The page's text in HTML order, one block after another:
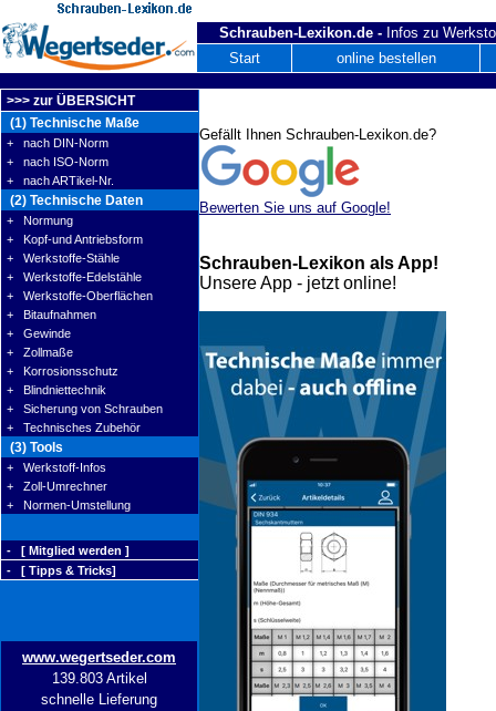
Schrauben-Lexikon.de - Infos zu
Start
online bestellen
>>> zur ÜBERSICHT
(1) Technische Maße
+ nach DIN-Norm
+ nach ISO-Norm
+ nach ARTikel-Nr.
(2) Technische Daten
+ Normung
+ Kopf-und Antriebsform
+ Werkstoffe-Stähle
+ Werkstoffe-Edelstähle
+ Werkstoffe-Oberflächen
+ Bitaufnahmen
+ Gewinde
+ Zollmaße
+ Korrosionsschutz
+ Blindniettechnik
+ Sicherung von Schrauben
+ Technisches Zubehör
(3) Tools
+ Werkstoff-Infos
+ Zoll-Umrechner
+ Normen-Umstellung
- [ Mitglied werden ]
- [ Tipps & Tricks]
www.wegertseder.com
139.803 Artikel
schnelle Lieferung
Gefällt Ihnen Schrauben-Lexikon.de?
Bewerten Sie uns auf Google!
Schrauben-Lexikon als App!
Unsere App - jetzt online!